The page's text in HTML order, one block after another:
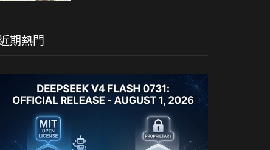
期熱門